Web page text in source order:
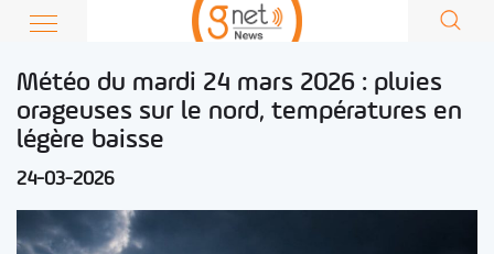
Météo du mardi 24 mars 2026 : pluies
orageuses sur le nord, températures en
légère baisse
24-03-2026